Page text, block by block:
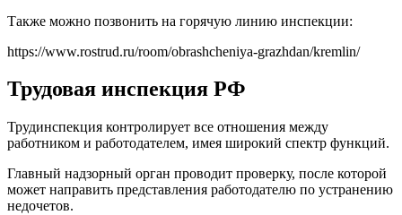
Также можно позвонить на горячую линию инспекции:
https://www.rostrud.ru/room/obrashcheniya-grazhdan/kremlin/
Трудовая инспекция РФ
Трудинспекция контролирует все отношения между
работником и работодателем, имея широкий спектр функций.
Главный надзорный орган проводит проверку, после которой
может направить представления работодателю по устранению
недочетов.